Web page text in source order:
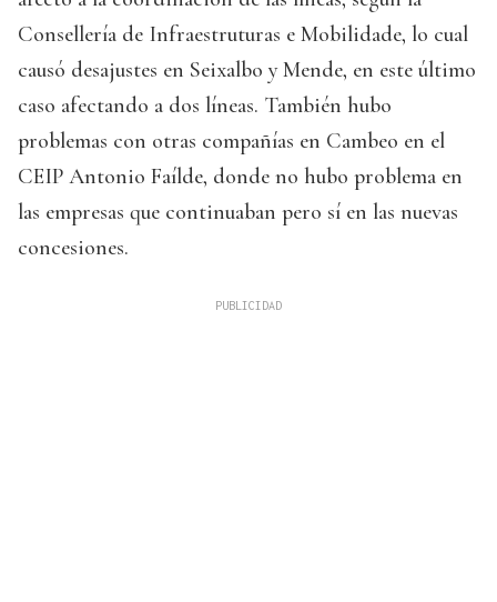
Consellería de Infraestruturas e Mobilidade, lo cual
causó desajustes en Seixalbo y Mende, en este último
caso afectando a dos líneas. También hubo
problemas con otras compañías en Cambeo en el
CEIP Antonio Faílde, donde no hubo problema en
las empresas que continuaban pero sí en las nuevas
concesiones.